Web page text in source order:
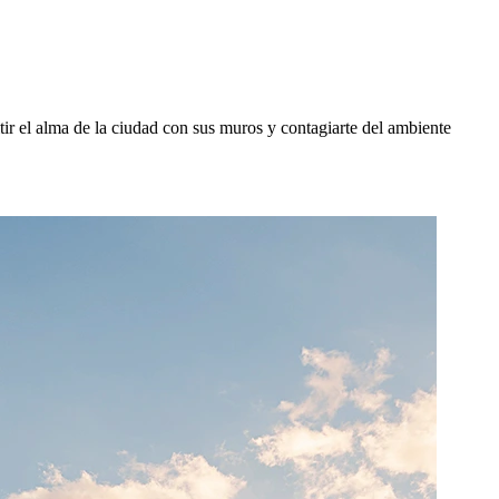
el alma de la ciudad con sus muros y contagiarte del ambiente